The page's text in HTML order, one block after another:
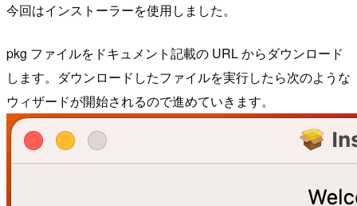
今回はインストーラーを使用しました。
pkg ファイルをドキュメント記載の URL からダウンロード
します。ダウンロードしたファイルを実行したら次のような
ウィザードが開始されるので進めていきます。